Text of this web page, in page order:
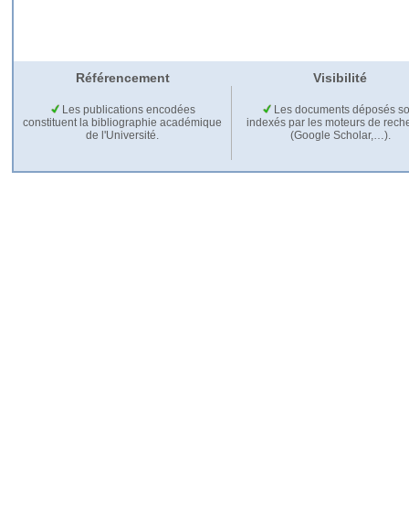
Référencement Visibilité
Les publications encodées
constituent la bibliographie académique
de l'Université.
Les documents déposés
indexés par les moteurs de
(Google Scholar,…).